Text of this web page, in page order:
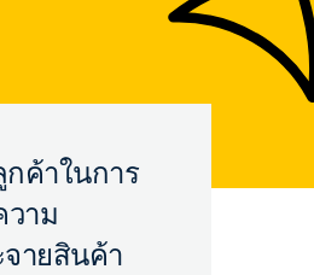
กค้าในการ
วาม
ายสินค้า